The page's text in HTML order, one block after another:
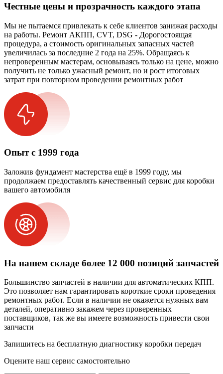
Честные цены и прозрачность каждого этапа
Мы не пытаемся привлекать к себе клиентов занижая расходы
на работы. Ремонт АКПП, CVT, DSG - Дорогостоящая
процедура, а стоимость оригинальных запасных частей
увеличилась за последние 2 года на 25%. Обращаясь к
непроверенным мастерам, основываясь только на цене, можно
получить не только ужасный ремонт, но и рост итоговых
затрат при повторном проведении ремонтных работ
Опыт с 1999 года
Заложив фундамент мастерства ещё в 1999 году, мы
продолжаем предоставлять качественный сервис для коробки
вашего автомобиля
На нашем складе более 12 000 позиций запчастей
Большинство запчастей в наличии для автоматических КПП.
Это позволяет нам гарантировать короткие сроки проведения
ремонтных работ. Если в наличии не окажется нужных вам
деталей, оперативно закажем через проверенных
поставщиков, так же вы имеете возможность привести свои
запчасти
Запишитесь на бесплатную диагностику коробки передач
Оцените наш сервис самостоятельно